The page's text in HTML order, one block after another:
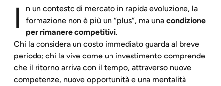
I
n un contesto di mercato in rapida evoluzione, la
formazione non è più un “plus”, ma una condizione
per rimanere competitivi.
Chi la considera un costo immediato guarda al breve
periodo; chi la vive come un investimento comprende
che il ritorno arriva con il tempo, attraverso nuove
competenze, nuove opportunità e una mentalità